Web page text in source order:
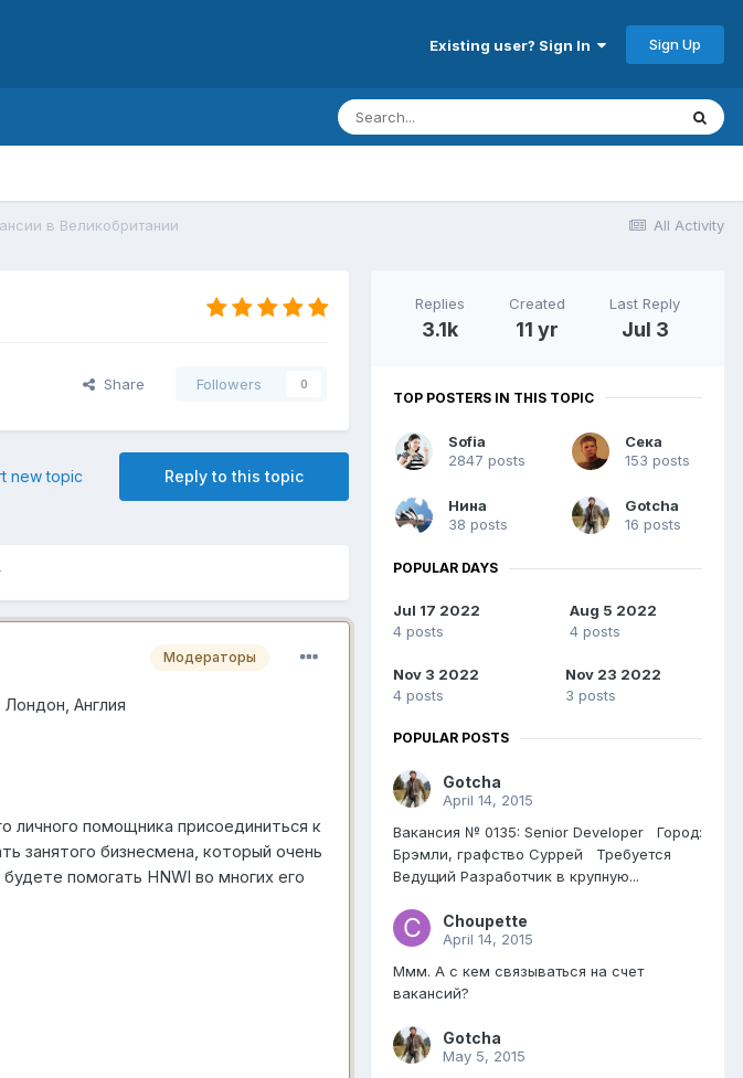
Existing user? Sign In Sign Up
All Activity
в Великобритании
Share Followers 0
Reply to this topic
new topic
Модераторы
Лондон, Англия
личного помощника присоединиться к
занятого бизнесмена, который очень
помогать HNWI во многих его
Replies
3.1k
Created
11 yr
Last Reply
Jul 3
TOP POSTERS IN THIS TOPIC
Sofia
2847 posts
Сека
153 posts
Нина
38 posts
Gotcha
16 posts
POPULAR DAYS
Jul 17 2022
4 posts
Aug 5 2022
4 posts
Nov 3 2022
4 posts
Nov 23 2022
3 posts
POPULAR POSTS
Gotcha
April 14, 2015
Вакансия № 0135: Senior Developer Город:
Брэмли, графство Суррей Требуется
Ведущий Разработчик в крупную...
Choupette
April 14, 2015
Ммм. А с кем связываться на счет
вакансий?
Gotcha
May 5, 2015